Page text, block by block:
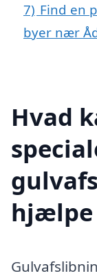
7) Find en
byer nær
Hvad
hjælpe